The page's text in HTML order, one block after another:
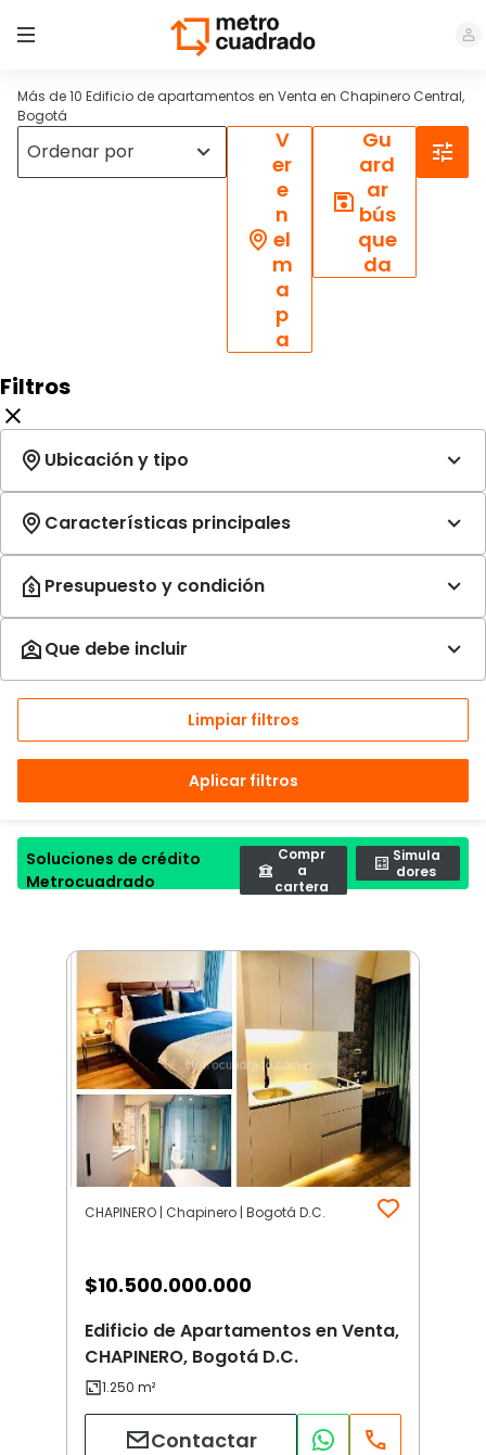
Más de 10 Edificio de apartamentos en Venta en Chapinero Central,
Bogotá
V
er
e
n
el
m
a
p
a
Gu
ard
ar
bús
que
da
Filtros
Limpiar filtros
Aplicar filtros
Soluciones de crédito
Metrocuadrado
Compr
a
cartera
Simula
dores
CHAPINERO | Chapinero | Bogotá D.C.
$10.500.000.000
Edificio de Apartamentos en Venta,
CHAPINERO, Bogotá D.C.
Contactar